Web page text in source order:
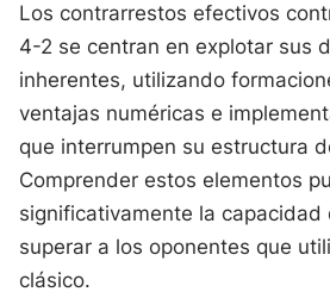
Los contrarrestos efectivos
4-2 se centran en explotar sus
inherentes, utilizando
ventajas numéricas e
que interrumpen su estructura
Comprender estos elementos
significativamente la capacidad
superar a los oponentes que
clásico.